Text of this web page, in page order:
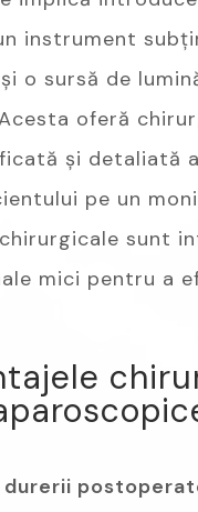
instrument
o sursă de
oferă
și detaliată
pe un
sunt
mici pentru a
durerii